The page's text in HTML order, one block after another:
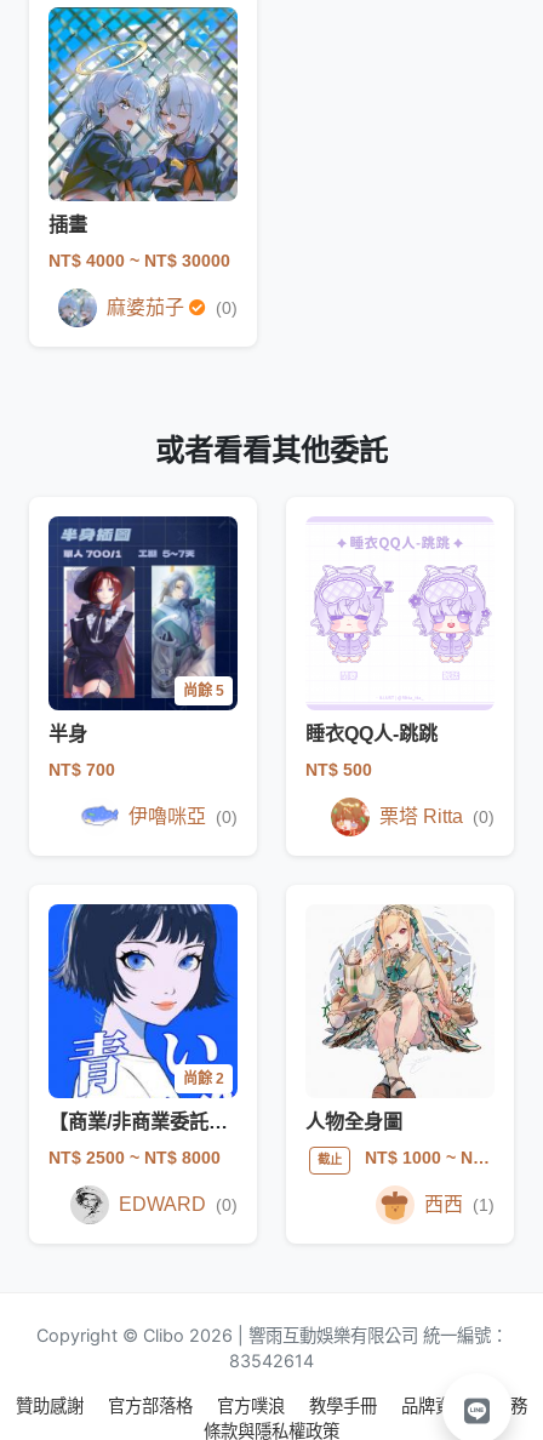
插畫
NT$ 4000 ~ NT$ 30000
麻婆茄子 (0)
或者看看其他委託
尚餘 5
半身
NT$ 700
伊嚕咪亞 (0)
睡衣QQ人-跳跳
NT$ 500
栗塔 Ritta (0)
尚餘 2
【商業/非商業委託】全彩半身人物插畫
NT$ 2500 ~ NT$ 8000
EDWARD (0)
人物全身圖
截止 NT$ 1000~ NT$ 3000
西西 (1)
Copyright © Clibo 2026 | 響雨互動娛樂有限公司 統一編號：
83542614
贊助感謝 官方部落格 官方噗浪 教學手冊 品牌資源
服務
條款與隱私權政策